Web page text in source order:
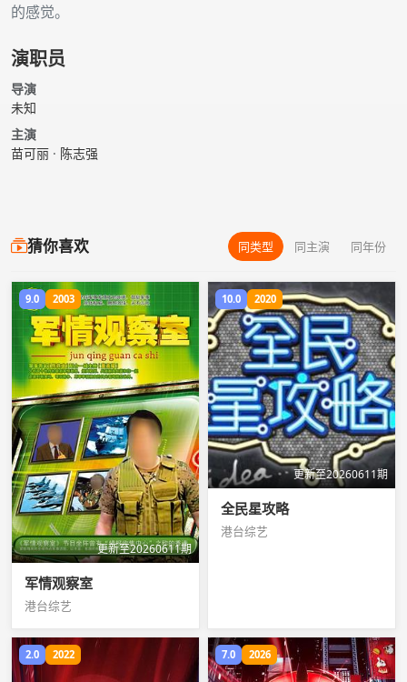
的感觉。
演职员
导演
未知
主演
苗可丽 · 陈志强
猜你喜欢 同类型 同主演 同年份
9.0 2003
更新至20260611期
军情观察室
港台综艺
10.0 2020
更新至20260611期
全民星攻略
港台综艺
2.0 2022 7.0 2026